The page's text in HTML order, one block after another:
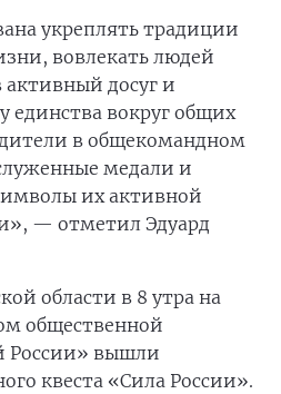
укреплять традиции
вовлекать людей
досуг и
единства вокруг общих
в общекомандном
медали и
их активной
— отметил Эдуард
области в 8 утра на
общественной
России» вышли
квеста «Сила России».